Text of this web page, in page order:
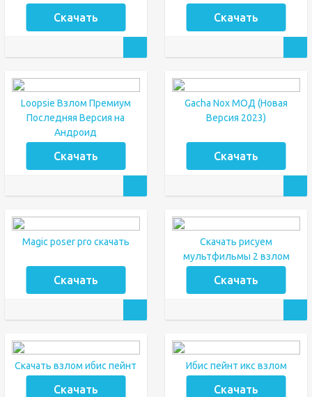
Скачать Скачать
Loopsie Взлом Премиум
Последняя Версия на
Андроид
Скачать
Gacha Nox МОД (Новая
Версия 2023)
Скачать
Magic poser pro скачать
Скачать
Скачать рисуем
мультфильмы 2 взлом
Скачать
Скачать взлом ибис пейнт
Скачать
Ибис пейнт икс взлом
Скачать